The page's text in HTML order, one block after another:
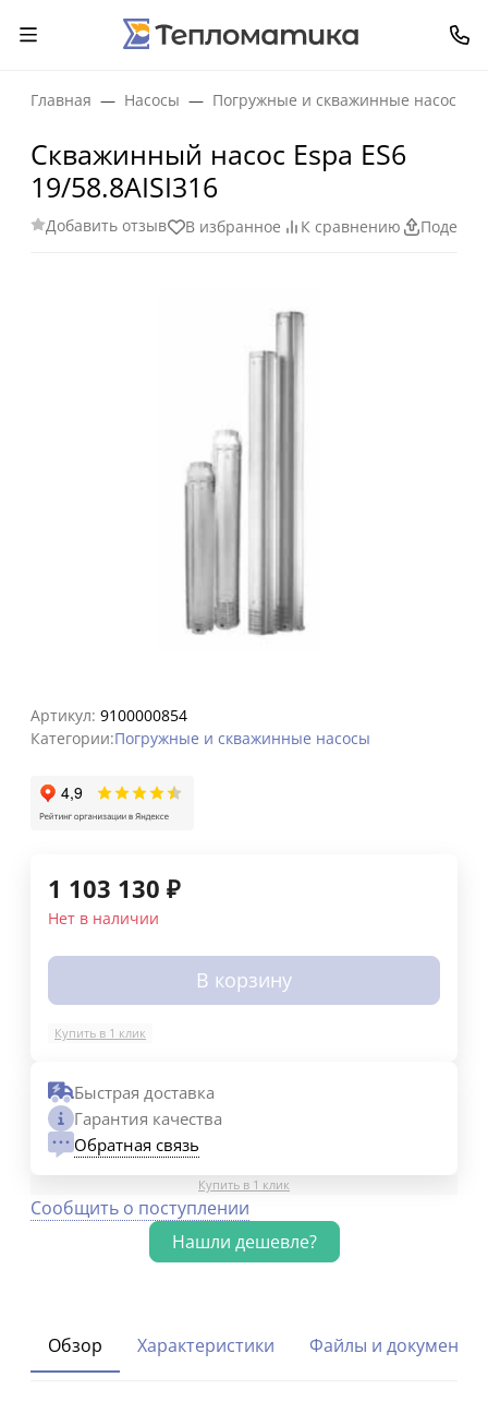
Главная Насосы Погружные и скважинные насосы
Скважинный насос Espa ES6
19/58.8AISI316
Добавить отзыв В избранное К сравнению
Артикул: 9100000854
Категории:Погружные и скважинные насосы
1 103 130 ₽
Нет в наличии
В корзину
Купить в 1 клик
Быстрая доставка
Гарантия качества
Обратная связь
Купить в 1 клик
Сообщить о поступлении
Обзор Характеристики Файлы и документы